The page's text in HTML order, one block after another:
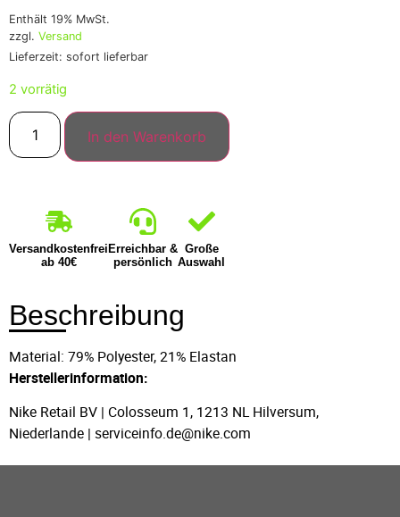
Enthält 19% MwSt.
zzgl. Versand
Lieferzeit: sofort lieferbar
2 vorrätig
In den Warenkorb
Versandkostenfrei
ab 40€
Erreichbar &
persönlich
Große
Auswahl
Beschreibung
Material: 79% Polyester, 21% Elastan
Herstellerinformation:
Nike Retail BV | Colosseum 1, 1213 NL Hilversum,
Niederlande | serviceinfo.de@nike.com